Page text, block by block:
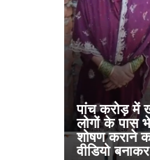
पांच करोड़ में
लोगों के पास
शोषण कराने
वीडियो